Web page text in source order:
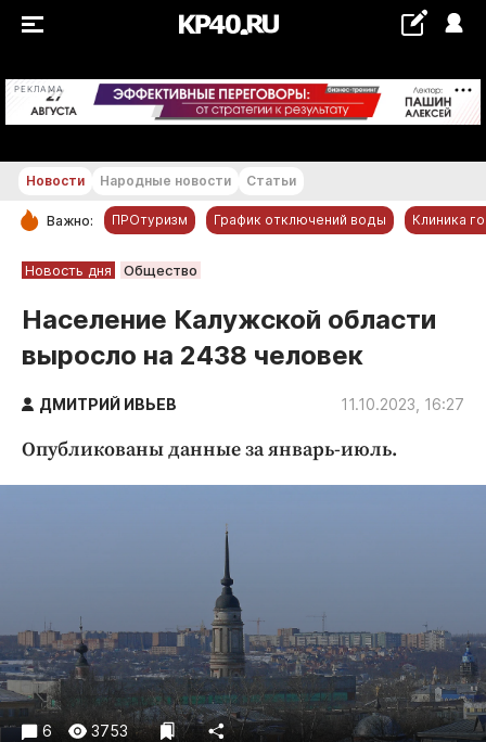
РЕКЛАМА +28...+29 °С
РУБРИКИ
Новости компаний
Статьи
Народные новости
Недвижимость и ЖКХ
Общество
Погода
Праздники
Происшествия
Новости Народные новости Статьи
Важно: ПРОтуризм График отключений воды Клиника
Новость дня Общество
Население Калужской области
выросло на 2438 человек
ДМИТРИЙ ИВЬЕВ 11.10.2023, 16:27
Опубликованы данные за январь-июль.
6 3753